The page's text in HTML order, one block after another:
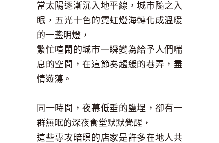
當太陽逐漸沉入地平線，城市隨之入
眠，五光十色的霓虹燈海轉化成溫暖
的一盞明燈，
繁忙喧鬧的城市一瞬變為給予人們喘
息的空間，在這節奏趨緩的巷弄，盡
情遊蕩。
同一時間，夜幕低垂的鹽埕，卻有一
群無眠的深夜食堂默默覺醒，
這些專攻暗暝的店家是許多在地人共